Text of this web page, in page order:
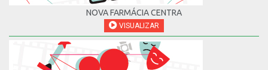
NOVA FARMÁCIA CENTRA
VISUALIZAR